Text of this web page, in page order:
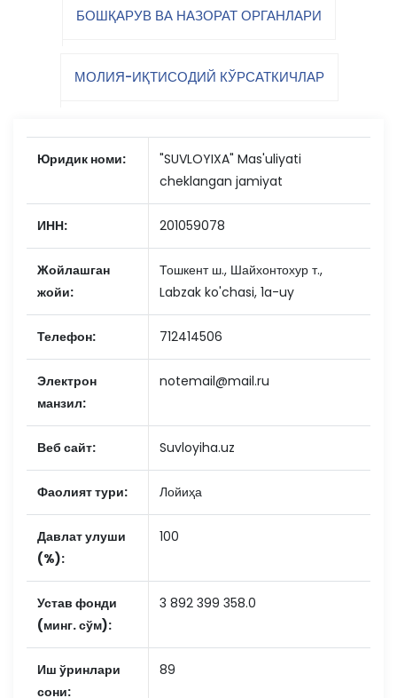
БОШҚАРУВ ВА НАЗОРАТ ОРГАНЛАРИ
МОЛИЯ-ИҚТИСОДИЙ КЎРСАТКИЧЛАР
Юридик номи:
"SUVLOYIXA" Mas'uliyati
cheklangan jamiyat
ИНН: 201059078
Жойлашган
жойи:
Тошкент ш., Шайхонтохур т.,
Labzak ko'chasi, 1a-uy
Телефон: 712414506
Электрон
манзил:
notemail@mail.ru
Веб сайт: Suvloyiha.uz
Фаолият тури: Лойиҳа
Давлат улуши
(%):
100
Устав фонди
(минг. сўм):
3 892 399 358.0
Иш ўринлари
сони:
89